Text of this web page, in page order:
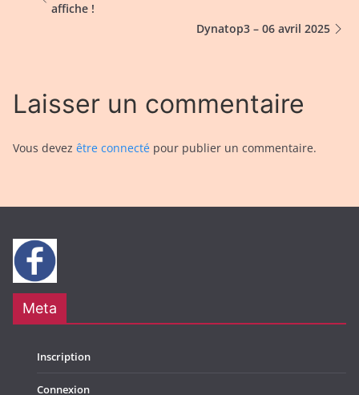
affiche !
Dynatop3 – 06 avril 2025
Laisser un commentaire
Vous devez être connecté pour publier un commentaire.
Meta
Inscription
Connexion